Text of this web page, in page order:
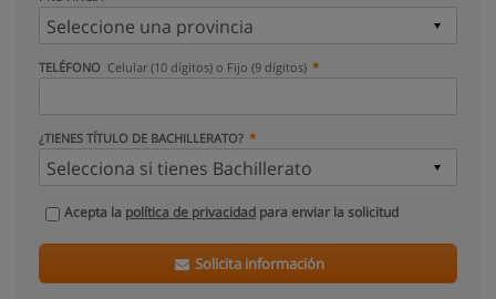
TELÉFONO Celular (10 dígitos) o Fijo (9 dígitos)
¿TIENES TÍTULO DE BACHILLERATO?
Acepta la política de privacidad para enviar la solicitud
Solicita información